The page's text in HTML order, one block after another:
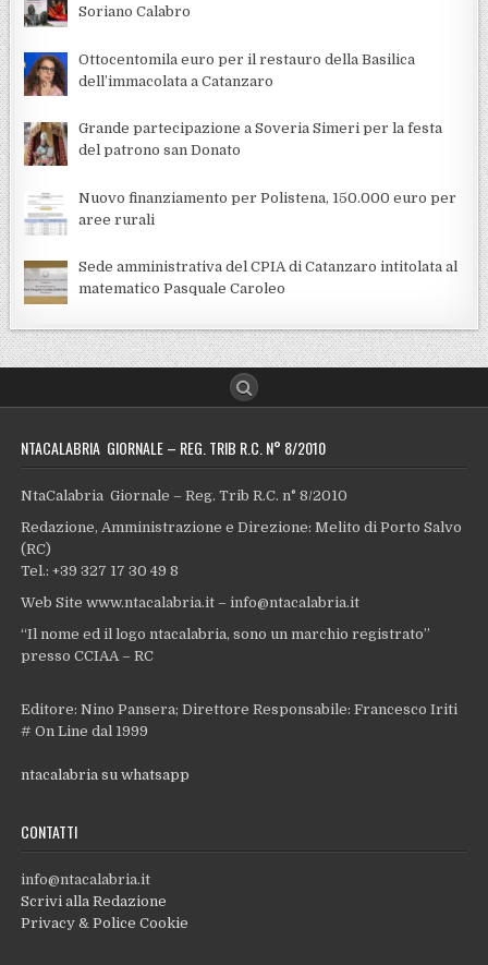
Soriano Calabro
Ottocentomila euro per il restauro della Basilica
dell’immacolata a Catanzaro
Grande partecipazione a Soveria Simeri per la festa
del patrono san Donato
Nuovo finanziamento per Polistena, 150.000 euro per
aree rurali
Sede amministrativa del CPIA di Catanzaro intitolata al
matematico Pasquale Caroleo
NTACALABRIA GIORNALE – REG. TRIB R.C. N° 8/2010
NtaCalabria Giornale – Reg. Trib R.C. n° 8/2010
Redazione, Amministrazione e Direzione: Melito di Porto Salvo
(RC)
Tel.: +39 327 17 30 49 8
Web Site www.ntacalabria.it – info@ntacalabria.it
“Il nome ed il logo ntacalabria, sono un marchio registrato”
presso CCIAA – RC
Editore: Nino Pansera; Direttore Responsabile: Francesco Iriti
# On Line dal 1999
ntacalabria su whatsapp
CONTATTI
info@ntacalabria.it
Scrivi alla Redazione
Privacy & Police Cookie